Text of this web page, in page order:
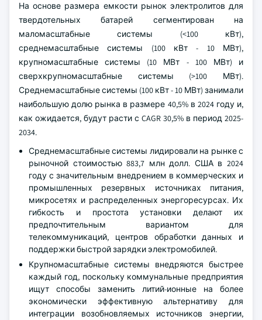
На основе размера емкости рынок электролитов для
твердотельных батарей сегментирован на
маломасштабные системы (<100 кВт),
среднемасштабные системы (100 кВт - 10 МВт),
крупномасштабные системы (10 МВт - 100 МВт) и
сверхкрупномасштабные системы (>100 МВт).
Среднемасштабные системы (100 кВт - 10 МВт) занимали
наибольшую долю рынка в размере 40,5% в 2024 году и,
как ожидается, будут расти с CAGR 30,5% в период 2025-
2034.
Среднемасштабные системы лидировали на рынке с
рыночной стоимостью 883,7 млн долл. США в 2024
году с значительным внедрением в коммерческих и
промышленных резервных источниках питания,
микросетях и распределенных энергоресурсах. Их
гибкость и простота установки делают их
предпочтительным вариантом для
телекоммуникаций, центров обработки данных и
поддержки быстрой зарядки электромобилей.
Крупномасштабные системы внедряются быстрее
каждый год, поскольку коммунальные предприятия
ищут способы заменить литий-ионные на более
экономически эффективную альтернативу для
интеграции возобновляемых источников энергии,